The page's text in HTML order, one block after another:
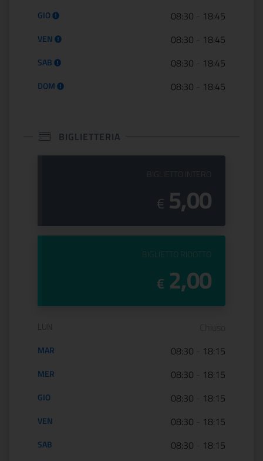
GIO 08:30 18:45
VEN 08:30 18:45
SAB 08:30 18:45
DOM 08:30 18:45
BIGLIETTERIA
€ 5,00
PREZZO DEL
BIGLIETTO RIDOTTO
€ 2,00
Orario di apertura:
LUN
MAR 08:30 18:15
MER 08:30 18:15
GIO 08:30 18:15
VEN 08:30 18:15
SAB 08:30 18:15